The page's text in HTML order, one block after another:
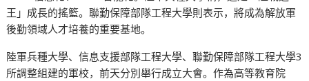
王」成長的搖籃。聯勤保障部隊工程大學則表示，將成為解放軍
後勤領域人才培養的重要基地。
陸軍兵種大學、信息支援部隊工程大學、聯勤保障部隊工程大學3
所調整組建的軍校，前天分別舉行成立大會。作為高等教育院